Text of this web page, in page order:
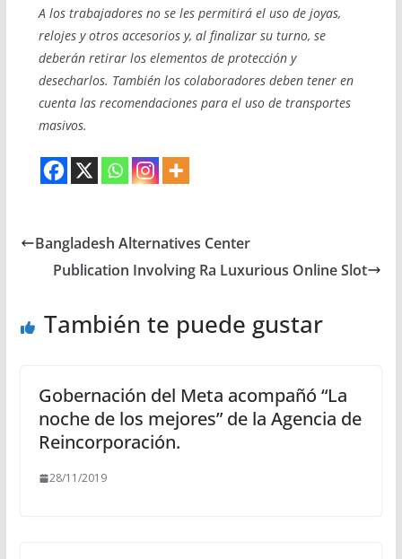
A los trabajadores no se les permitirá el uso de joyas,
relojes y otros accesorios y, al finalizar su turno, se
deberán retirar los elementos de protección y
desecharlos. También los colaboradores deben tener en
cuenta las recomendaciones para el uso de transportes
masivos.
Bangladesh Alternatives Center
Publication Involving Ra Luxurious Online Slot
También te puede gustar
Gobernación del Meta acompañó “La
noche de los mejores” de la Agencia de
Reincorporación.
28/11/2019